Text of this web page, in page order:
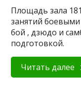
Площадь зала
занятий
бой , дзюдо и
подготовкой.
Читать далее